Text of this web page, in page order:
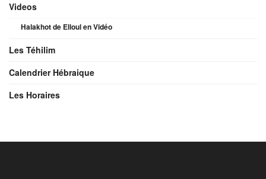
Videos
Halakhot de Elloul en Vidéo
Les Téhilim
Calendrier Hébraique
Les Horaires